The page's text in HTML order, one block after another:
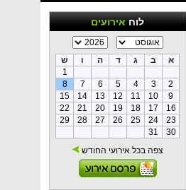
לוחאירועים
א ב ג ד ה ו
ש
1
2
3
4
5
6
7
8
9
10
11
12
13
14
15
16
17
18
19
20
21
22
23
24
25
26
27
28
29
30
31
צפה בכל אירועי החודש